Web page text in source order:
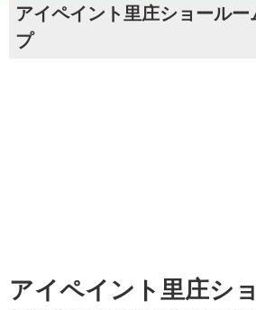
アイペイント里庄ショールー
プ
アイペイント里庄シ